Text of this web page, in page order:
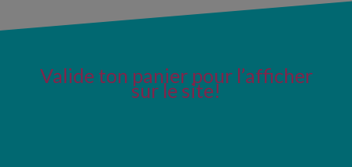
Valide ton panier pour l’afficher
sur le site!